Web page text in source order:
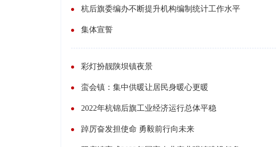
杭后旗委编办不断提升机构编制统计工作水平
集体宣誓
彩灯扮靓陕坝镇夜景
蛮会镇：集中供暖让居民身暖心更暖
2022年杭锦后旗工业经济运行总体平稳
踔厉奋发担使命 勇毅前行向未来